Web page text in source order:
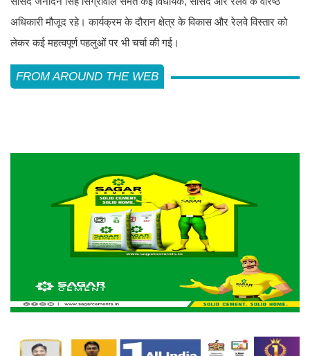
अधिकारी मौजूद रहे। कार्यक्रम के दौरान क्षेत्र के विकास और रेलवे विस्तार को
लेकर कई महत्वपूर्ण पहलुओं पर भी चर्चा की गई।
FROM AROUND THE WEB